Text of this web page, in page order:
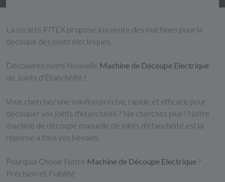
La société FITEX propose à la vente des machines pour la
découpe des joints électriques.
Découvrez notre Nouvelle Machine de Découpe Electrique
de Joints d'Étanchéité !
Vous cherchez une solution précise, rapide et efficace pour
découper vos joints d'étanchéité ? Ne cherchez plus ! Notre
machine de découpe manuelle de joints d'étanchéité est la
réponse à tous vos besoins.
Pourquoi Choisir Notre Machine de Découpe Electrique ?
Précision et Fiabilité